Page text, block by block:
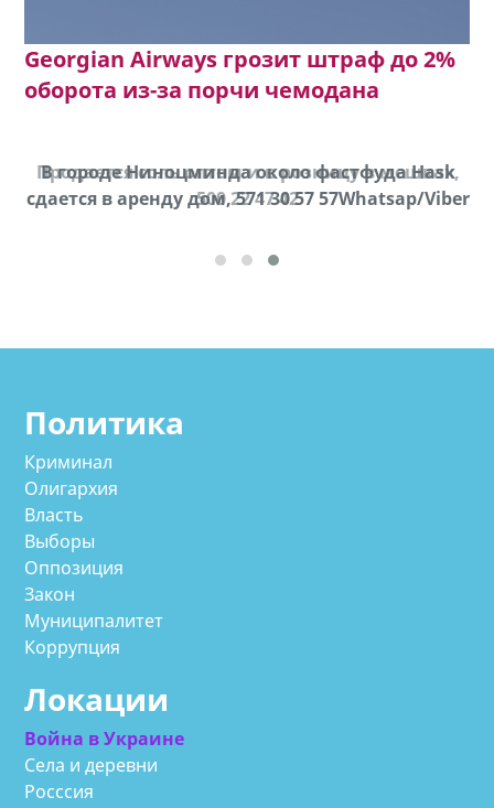
Georgian Airways грозит штраф до 2%
оборота из-за порчи чемодана
Продается соль оптом и в розницу в мешках,
500 22 47 42
В городе Ниноцминда около фастфуда Hask
cдается в аренду дом, 571 30 57 57Whatsap/Viber
Политика
Криминал
Олигархия
Власть
Выборы
Оппозиция
Закон
Муниципалитет
Коррупция
Локации
Война в Украине
Села и деревни
Росссия